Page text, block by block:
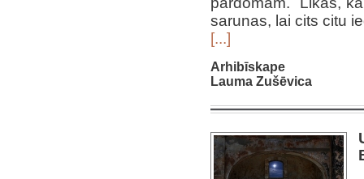
sarunas, lai cits citu
[...]
Arhibīskape
Lauma Zušēvica